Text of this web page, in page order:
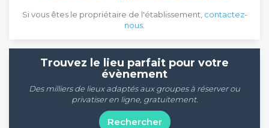
Si vous êtes le propriétaire de l'établissement, contactez-
nous
Trouvez le lieu parfait pour votre
évènement
Des milliers de lieux adaptés aux groupes à réserver ou
privatiser en ligne, gratuitement.
Rechercher